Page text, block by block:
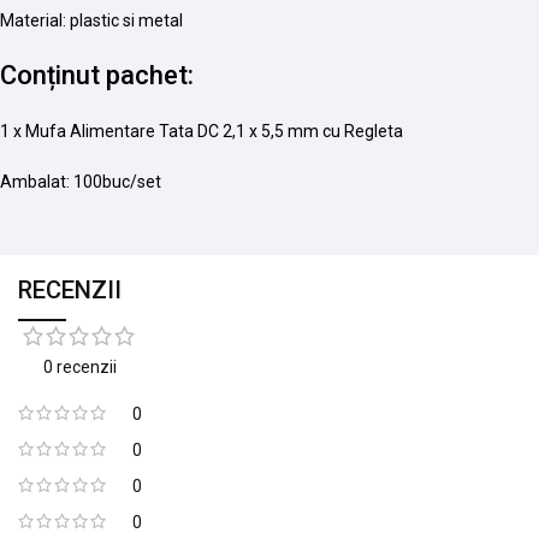
Material: plastic si metal
Conținut pachet:
1 x Mufa Alimentare Tata DC 2,1 x 5,5 mm cu Regleta
Ambalat: 100buc/set
RECENZII
0 recenzii
0
0
0
0